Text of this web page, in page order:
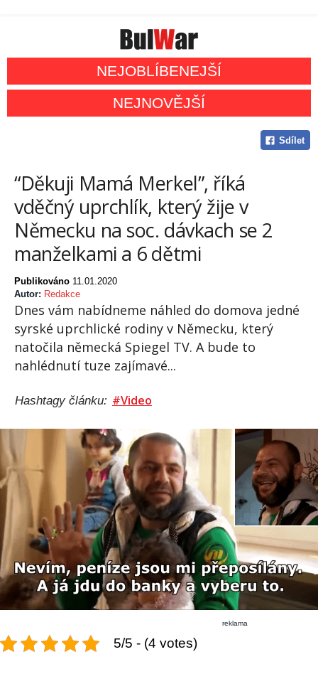
NEJOBLÍBENEJŠÍ
NEJNOVĚJŠÍ
Sdílet
“Děkuji Mamá Merkel”, říká
vděčný uprchlík, který žije v
Německu na soc. dávkach se 2
manželkami a 6 dětmi
Publikováno 11.01.2020
Autor: Redakce
Dnes vám nabídneme náhled do domova jedné
syrské uprchlické rodiny v Německu, který
natočila německá Spiegel TV. A bude to
nahlédnutí tuze zajímavé...
Hashtagy článku: #Video
reklama
5/5 - (4 votes)